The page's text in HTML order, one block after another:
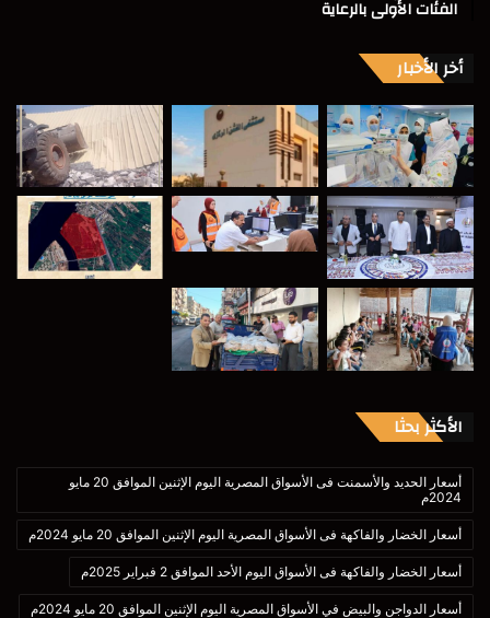
الفئات الأولى بالرعاية
أخر الأخبار
الأكثر بحثا
أسعار الحديد والأسمنت فى الأسواق المصرية اليوم الإثنين الموافق 20 مايو
2024م
أسعار الخضار والفاكهة فى الأسواق المصرية اليوم الإثنين الموافق 20 مايو 2024م
أسعار الخضار والفاكهة فى الأسواق اليوم الأحد الموافق 2 فبراير 2025م
أسعار الدواجن والبيض في الأسواق المصرية اليوم الإثنين الموافق 20 مايو 2024م